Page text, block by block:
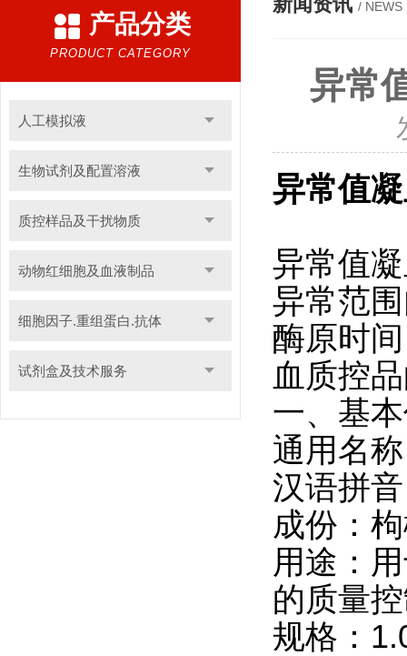
产品分类
PRODUCT CATEGORY
人工模拟液
生物试剂及配置溶液
质控样品及干扰物质
动物红细胞及血液制品
细胞因子.重组蛋白.抗体
试剂盒及技术服务
/ NEWS
异常
异常值
异常值
异常范
酶原时
血质控
一、基
通用名
汉语拼
成份：
用途：
的质量
规格：